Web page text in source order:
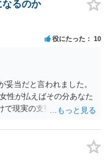
なるのか
役にたった 10
妥当だと言われました。
性が払えばその分あなた
で現実の支払がないなら